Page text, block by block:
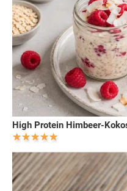
High Protein Himbeer-